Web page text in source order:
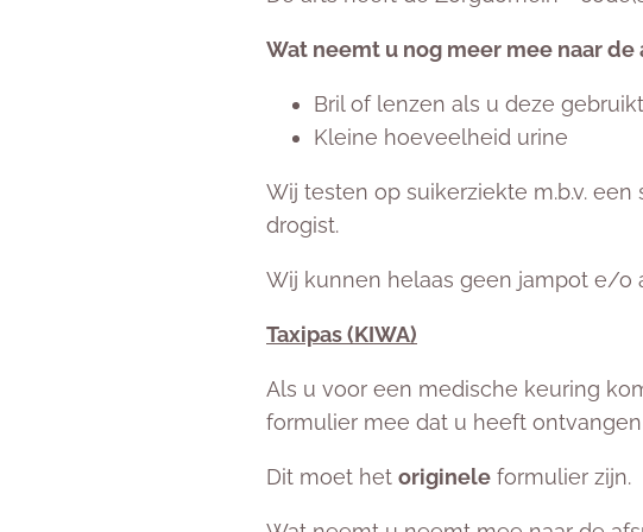
Wat neemt u nog meer mee naar de
Bril of lenzen als u deze
Kleine hoeveelheid urine
Wij testen op suikerziekte m.b.v.
drogist.
Wij kunnen helaas geen jampot e/o
Taxipas (KIWA)
Als u voor een medische keuring
formulier mee dat u heeft ontvangen
Dit moet het originele formulier zijn.